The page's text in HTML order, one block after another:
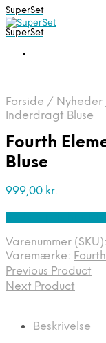
SuperSet
SuperSet
Forside / Nyheder
Inderdragt Bluse
Fourth
Bluse
999,00 kr.
Varenummer (SKU):
Varemærke:
Previous Product
Next Product
Beskrivelse